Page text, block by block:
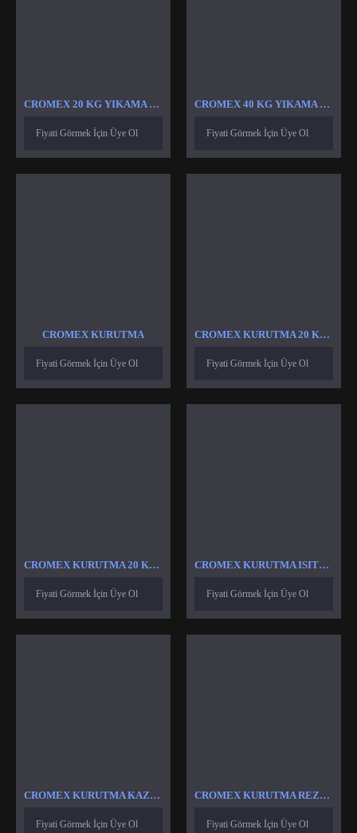
CROMEX 20 KG YIKAMA REZISTANSI
Fiyati Görmek İçin Üye Ol
CROMEX 40 KG YIKAMA REZISTANSI
Fiyati Görmek İçin Üye Ol
CROMEX KURUTMA
Fiyati Görmek İçin Üye Ol
CROMEX KURUTMA 20 KG ISITICI REZISTANS
Fiyati Görmek İçin Üye Ol
CROMEX KURUTMA 20 KG ISITICI REZISTANS
Fiyati Görmek İçin Üye Ol
CROMEX KURUTMA ISITICI
Fiyati Görmek İçin Üye Ol
CROMEX KURUTMA KAZAN ISITICI
Fiyati Görmek İçin Üye Ol
CROMEX KURUTMA REZISTANS
Fiyati Görmek İçin Üye Ol